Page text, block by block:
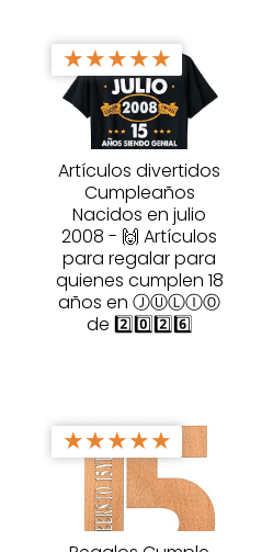
★★★★★
Artículos divertidos
Cumpleaños
Nacidos en julio
2008 - 🙌 Artículos
para regalar para
quienes cumplen 18
años en ⒿⓊⓁⒾⓄ
de 2️⃣0️⃣2️⃣6️⃣
★★★★★